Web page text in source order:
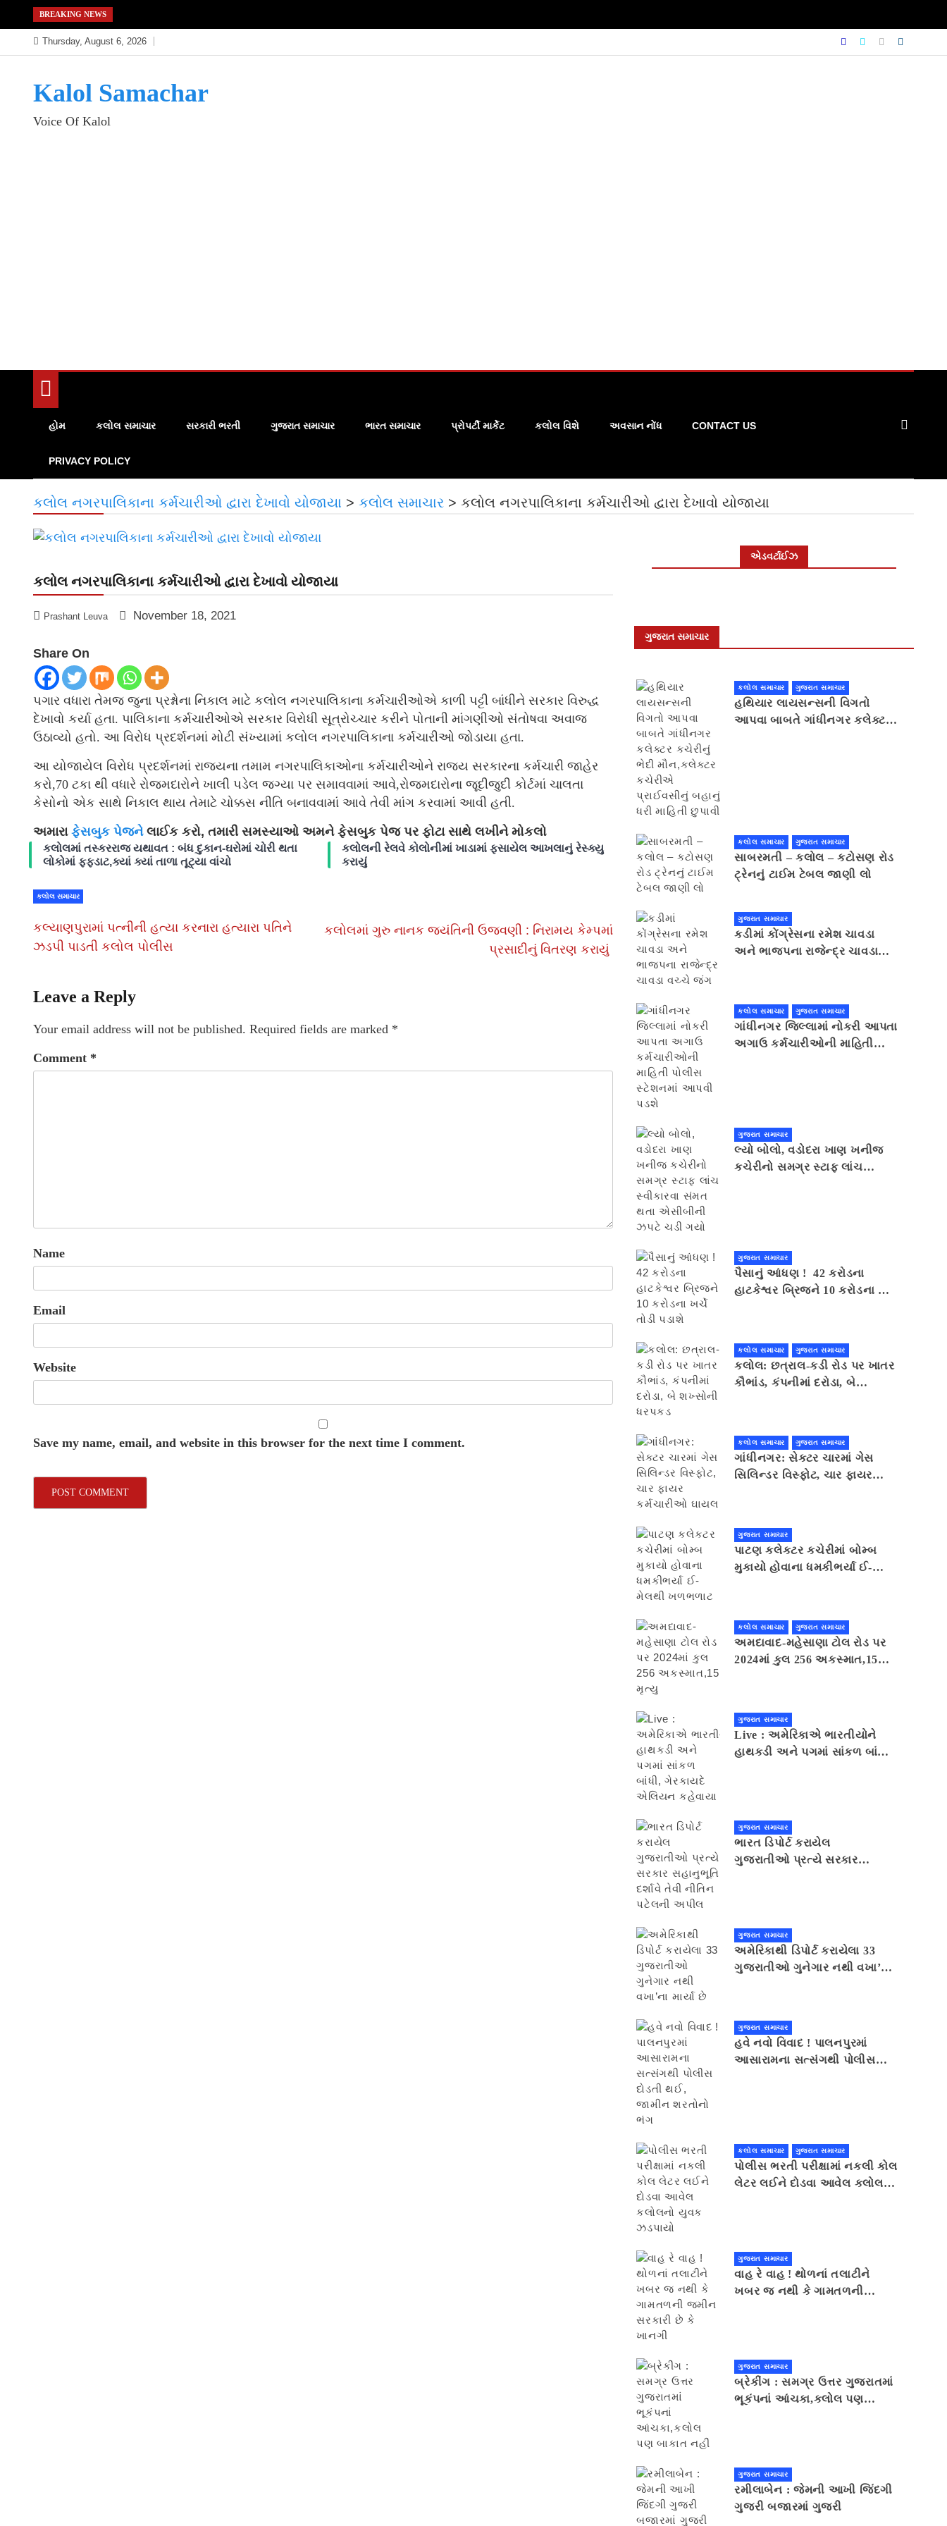
to
content
BREAKING NEWS
Thursday, August 6, 2026
Kalol Samachar
Voice Of Kalol
હોમ કલોલ સમાચાર સરકારી ભરતી ગુજરાત સમાચાર ભારત સમાચાર પ્રોપર્ટી માર્કેટ કલોલ વિશે અવસાન નોંધ CONTACT US
PRIVACY POLICY
કલોલ નગરપાલિકાના કર્મચારીઓ દ્વારા દેખાવો યોજાયા > કલોલ સમાચાર > કલોલ નગરપાલિકાના કર્મચારીઓ દ્વારા દેખાવો યોજાયા
કલોલ નગરપાલિકાના કર્મચારીઓ દ્વારા દેખાવો યોજાયા
Prashant Leuva November 18, 2021
Share On
પગાર વધારા તેમજ જુના પ્રશ્નોના નિકાલ માટે કલોલ નગરપાલિકાના કર્મચારીઓએ કાળી પટ્ટી બાંધીને સરકાર વિરુદ્ધ
દેખાવો કર્યા હતા. પાલિકાના કર્મચારીઓએ સરકાર વિરોધી સૂત્રોચ્ચાર કરીને પોતાની માંગણીઓ સંતોષવા અવાજ
ઉઠાવ્યો હતો. આ વિરોધ પ્રદર્શનમાં મોટી સંખ્યામાં કલોલ નગરપાલિકાના કર્મચારીઓ જોડાયા હતા.
આ યોજાયેલ વિરોધ પ્રદર્શનમાં રાજ્યના તમામ નગરપાલિકાઓના કર્મચારીઓને રાજ્ય સરકારના કર્મચારી જાહેર
કરો,70 ટકા થી વધારે રોજમદારોને ખાલી પડેલ જગ્યા પર સમાવવામાં આવે,રોજમદારોના જૂદીજુદી કોર્ટમાં ચાલતા
કેસોનો એક સાથે નિકાલ થાય તેમાટે ચોક્કસ નીતિ બનાવવામાં આવે તેવી માંગ કરવામાં આવી હતી.
અમારા ફેસબુક પેજનેલાઈક કરો, તમારી સમસ્યાઓ અમને ફેસબુક પેજ પર ફોટા સાથે લખીને મોકલો
કલોલમાં તસ્કરરાજ યથાવત : બંધ દુકાન-ઘરોમાં ચોરી થતા
લોકોમાં ફફડાટ,ક્યાં ક્યાં તાળા તૂટ્યા વાંચો
કલોલની રેલવે કોલોનીમાં ખાડામાં ફસાયેલ આખલાનું રેસ્ક્યુ
કરાયું
કલોલ સમાચાર
કલ્યાણપુરામાં પત્નીની હત્યા કરનારા હત્યારા પતિને
ઝડપી પાડતી કલોલ પોલીસ
કલોલમાં ગુરુ નાનક જયંતિની ઉજવણી : નિરામય કેમ્પમાં
પ્રસાદીનું વિતરણ કરાયું
Leave a Reply
Your email address will not be published. Required fields are marked *
Comment *
Name
Email
Website
Save my name, email, and website in this browser for the next time I comment.
એડવર્ટાઈઝ
ગુજરાત સમાચાર
કલોલ સમાચાર ગુજરાત સમાચાર
હથિયાર લાયસન્સની વિગતો
આપવા બાબતે ગાંધીનગર કલેક્ટર
કલોલ સમાચાર ગુજરાત સમાચાર
સાબરમતી – કલોલ – કટોસણ રોડ
ટ્રેનનું ટાઈમ ટેબલ જાણી લો
ગુજરાત સમાચાર
કડીમાં કોંગ્રેસના રમેશ ચાવડા
અને ભાજપના રાજેન્દ્ર ચાવડા
કલોલ સમાચાર ગુજરાત સમાચાર
ગાંધીનગર જિલ્લામાં નોકરી આપતા
અગાઉ કર્મચારીઓની માહિતી
ગુજરાત સમાચાર
લ્યો બોલો, વડોદરા ખાણ ખનીજ
કચેરીનો સમગ્ર સ્ટાફ લાંચ
ગુજરાત સમાચાર
પૈસાનું આંધણ ! 42 કરોડના
હાટકેશ્વર બ્રિજને 10 કરોડના ખર્ચે
કલોલ સમાચાર ગુજરાત સમાચાર
કલોલ: છત્રાલ-કડી રોડ પર ખાતર
કૌભાંડ, કંપનીમાં દરોડા, બે
કલોલ સમાચાર ગુજરાત સમાચાર
ગાંધીનગર: સેક્ટર ચારમાં ગેસ
સિલિન્ડર વિસ્ફોટ, ચાર ફાયર
ગુજરાત સમાચાર
પાટણ કલેકટર કચેરીમાં બોમ્બ
મુકાયો હોવાના ધમકીભર્યા ઈ-
કલોલ સમાચાર ગુજરાત સમાચાર
અમદાવાદ-મહેસાણા ટોલ રોડ પર
2024માં કુલ 256 અકસ્માત,15
ગુજરાત સમાચાર
Live : અમેરિકાએ ભારતીયોને
હાથકડી અને પગમાં સાંકળ બાંધી,
ગુજરાત સમાચાર
ભારત ડિપોર્ટ કરાયેલ
ગુજરાતીઓ પ્રત્યે સરકાર
ગુજરાત સમાચાર
અમેરિકાથી ડિપોર્ટ કરાયેલા 33
ગુજરાતીઓ ગુનેગાર નથી વખા’ના
ગુજરાત સમાચાર
હવે નવો વિવાદ ! પાલનપુરમાં
આસારામના સત્સંગથી પોલીસ
કલોલ સમાચાર ગુજરાત સમાચાર
પોલીસ ભરતી પરીક્ષામાં નકલી કોલ
લેટર લઈને દોડવા આવેલ કલોલનો
ગુજરાત સમાચાર
વાહ રે વાહ ! થોળનાં તલાટીને
ખબર જ નથી કે ગામતળની
ગુજરાત સમાચાર
બ્રેકીંગ : સમગ્ર ઉત્તર ગુજરાતમાં
ભૂકંપનાં આંચકા,કલોલ પણ
ગુજરાત સમાચાર
રમીલાબેન : જેમની આખી જિંદગી
ગુજરી બજારમાં ગુજરી